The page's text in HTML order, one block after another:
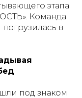
этапа
Команда
в
под знаком